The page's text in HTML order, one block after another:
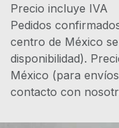
Precio
Pedidos
centro de México
disponibilidad).
México (para
contacto con